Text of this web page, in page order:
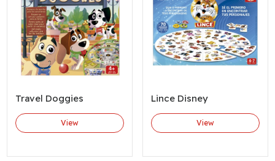
Travel Doggies
View
Lince Disney
View